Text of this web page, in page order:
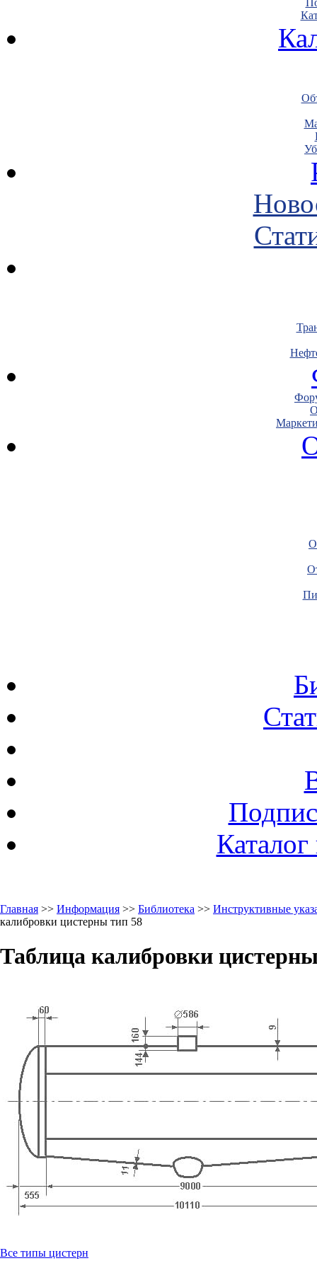
Главная >> Информация >> Библиотека >> Инструктивные
калибровки цистерны тип 58
Таблица калибровки
Все типы цистерн